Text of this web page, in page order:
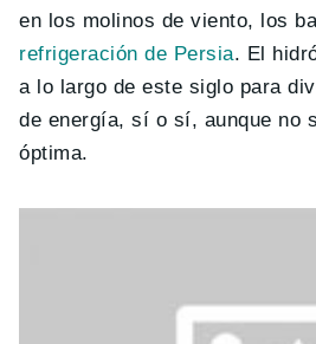
en los molinos de viento, los
refrigeración de Persia. El
a lo largo de este siglo para
de energía, sí o sí, aunque no
óptima.